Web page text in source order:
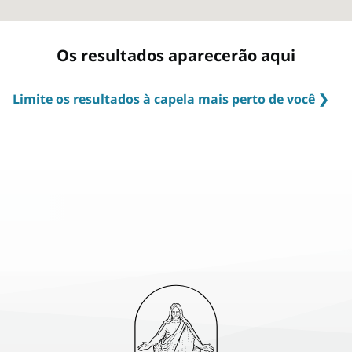
Os resultados aparecerão aqui
Limite os resultados à capela mais perto de você ❯